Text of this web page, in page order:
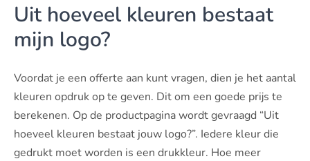
Uit hoeveel kleuren bestaat
mijn logo?
Voordat je een offerte aan kunt vragen, dien je het aantal
kleuren opdruk op te geven. Dit om een goede prijs te
berekenen. Op de productpagina wordt gevraagd “Uit
hoeveel kleuren bestaat jouw logo?”. Iedere kleur die
gedrukt moet worden is een drukkleur. Hoe meer